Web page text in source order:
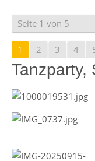
Seite 1 von 5
1 2 3 4
Tanzparty,